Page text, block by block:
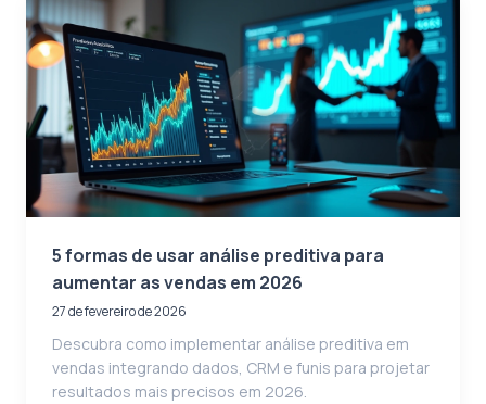
5 formas de usar análise preditiva para
aumentar as vendas em 2026
27 de fevereiro de 2026
Descubra como implementar análise preditiva em
vendas integrando dados, CRM e funis para projetar
resultados mais precisos em 2026.